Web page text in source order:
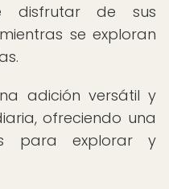
disfrutar de sus
se exploran
adición versátil y
ofreciendo una
para explorar y